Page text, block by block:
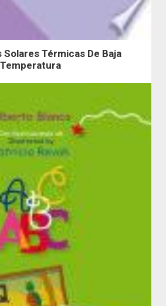
Térmicas De Baja
Temperatura